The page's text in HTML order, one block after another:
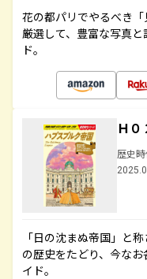
花の都パリでやるべき
厳選して、豊富な写真
ド。
Ｈ
歴史
「日の沈まぬ帝国」と
の歴史をたどり、今な
イド。